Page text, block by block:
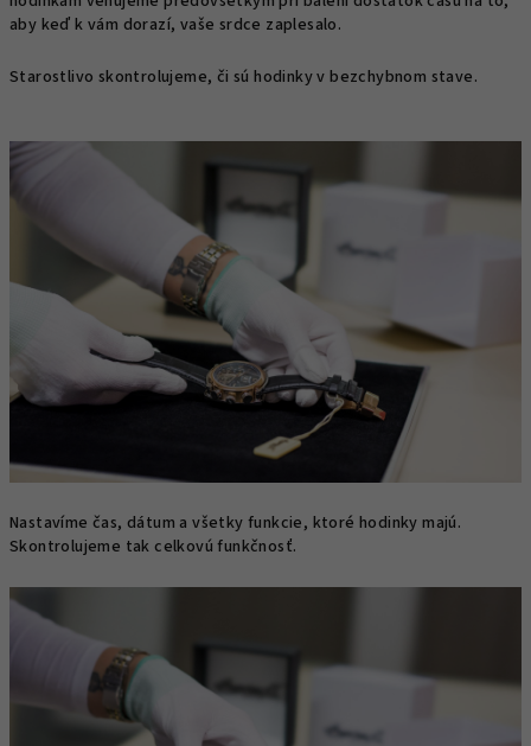
aby keď k vám dorazí, vaše srdce zaplesalo.
Starostlivo skontrolujeme, či sú hodinky v bezchybnom stave.
Nastavíme čas, dátum a všetky funkcie, ktoré hodinky majú.
Skontrolujeme tak celkovú funkčnosť.